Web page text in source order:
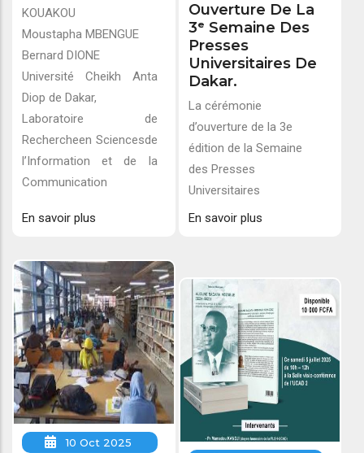
KOUAKOU
Moustapha MBENGUE
Bernard DIONE
Université Cheikh Anta
Diop de Dakar,
Laboratoire de
Rechercheen Sciencesde
l’Information et de la
Communication
En savoir plus
Ouverture De La
3ᵉ Semaine Des
Presses
Universitaires De
Dakar.
La cérémonie
d’ouverture de la 3e
édition de la Semaine
des Presses
Universitaires
En savoir plus
10 Oct 2025